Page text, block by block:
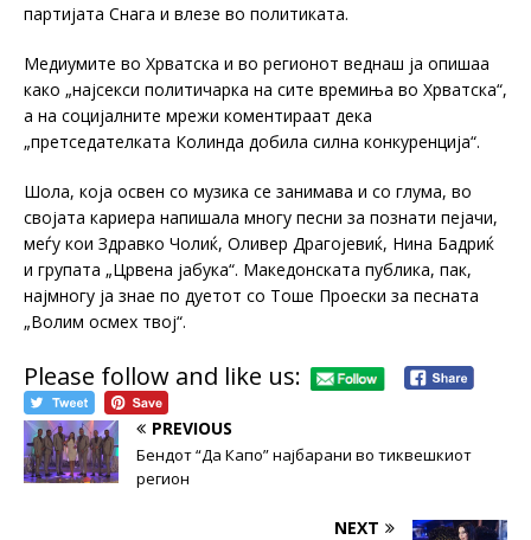
партијата Снага и влезе во политиката.
Медиумите во Хрватска и во регионот веднаш ја опишаа
како „најсекси политичарка на сите времиња во Хрватска“,
а на социјалните мрежи коментираат дека
„претседателката Колинда добила силна конкуренција“.
Шола, која освен со музика се занимава и со глума, во
својата кариера напишала многу песни за познати пејачи,
меѓу кои Здравко Чолиќ, Оливер Драгојевиќ, Нина Бадриќ
и групата „Црвена јабука“. Македонската публика, пак,
најмногу ја знае по дуетот со Тоше Проески за песната
„Волим осмех твој“.
Please follow and like us:
PREVIOUS
Бендот “Да Капо” најбарани во тиквешкиот
регион
NEXT